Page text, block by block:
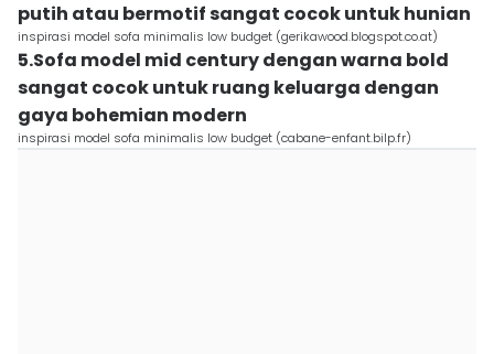
putih atau bermotif sangat cocok untuk hunian
inspirasi model sofa minimalis low budget (gerikawood.blogspot.co.at)
5.Sofa model mid century dengan warna bold
sangat cocok untuk ruang keluarga dengan
gaya bohemian modern
inspirasi model sofa minimalis low budget (cabane-enfant.bilp.fr)